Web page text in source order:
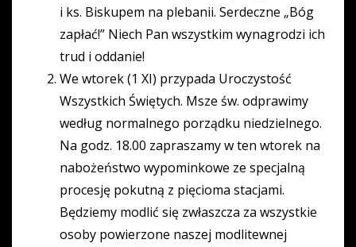
i ks. Biskupem na plebanii. Serdeczne „Bóg
zapłać!” Niech Pan wszystkim wynagrodzi ich
trud i oddanie!
We wtorek (1 XI) przypada Uroczystość
Wszystkich Świętych. Msze św. odprawimy
według normalnego porządku niedzielnego.
Na godz. 18.00 zapraszamy w ten wtorek na
nabożeństwo wypominkowe ze specjalną
procesję pokutną z pięcioma stacjami.
Będziemy modlić się zwłaszcza za wszystkie
osoby powierzone naszej modlitewnej